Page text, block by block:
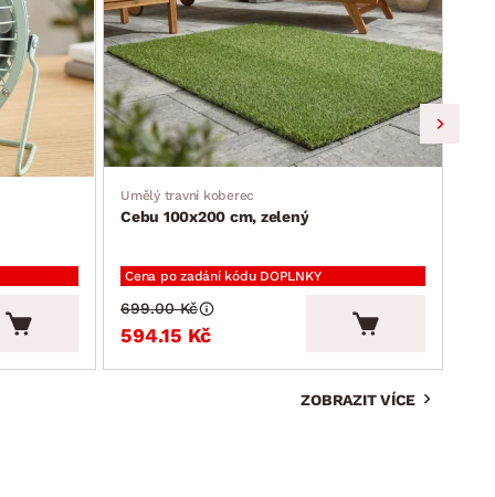
Umělý travní koberec
Cebu 100x200 cm, zelený
Cena po zadání kódu DOPLNKY
594.15 Kč
699.00 Kč
ZOBRAZIT VÍCE